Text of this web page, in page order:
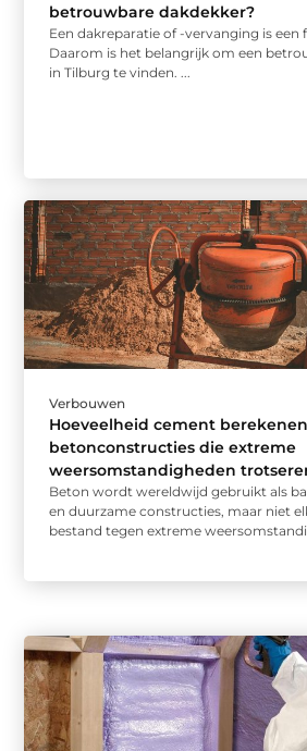
betrouwbare dakdekker?
Een dakreparatie of -vervanging is een
Daarom is het belangrijk om een
in Tilburg te vinden. ...
Verbouwen
Hoeveelheid cement
betonconstructies die extreme
weersomstandigheden
Beton wordt wereldwijd gebruikt als
en duurzame constructies, maar niet
bestand tegen extreme